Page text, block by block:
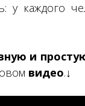
у каждого
и
видео.↓